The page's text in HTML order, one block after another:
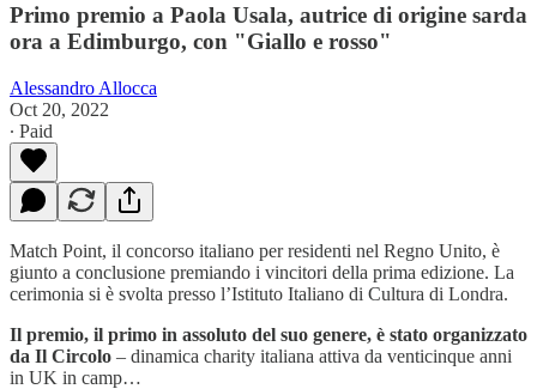
Primo premio a Paola Usala, autrice di origine sarda
ora a Edimburgo, con "Giallo e rosso"
Alessandro Allocca
Oct 20, 2022
∙ Paid
Match Point, il concorso italiano per residenti nel Regno Unito, è
giunto a conclusione premiando i vincitori della prima edizione. La
cerimonia si è svolta presso l’Istituto Italiano di Cultura di Londra.
Il premio, il primo in assoluto del suo genere, è stato organizzato
da Il Circolo – dinamica charity italiana attiva da venticinque anni
in UK in camp…